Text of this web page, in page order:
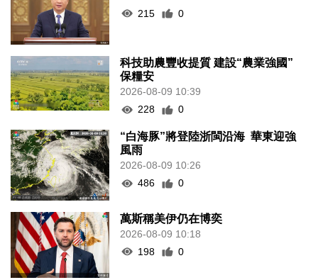
215
0
科技助農豐收提質 建設“農業強國”
保糧安
2026-08-09 10:39
228
0
“白海豚”將登陸浙閩沿海 華東迎強
風雨
2026-08-09 10:26
486
0
萬斯稱美伊仍在博奕
2026-08-09 10:18
198
0